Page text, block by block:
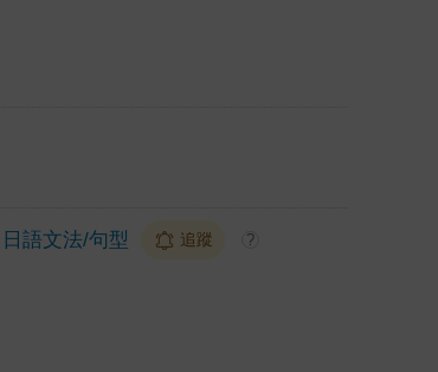
日語文法/句型 追蹤 ?